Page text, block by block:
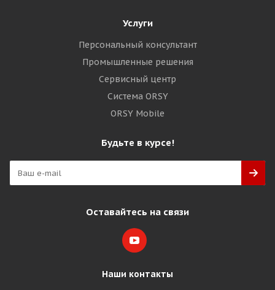
Услуги
Персональный консультант
Промышленные решения
Сервисный центр
Система ORSY
ORSY Mobile
Будьте в курсе!
Оставайтесь на связи
Наши контакты